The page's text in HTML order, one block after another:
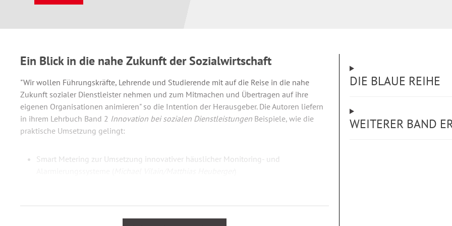
Ein Blick in die nahe Zukunft der Sozialwirtschaft
"Wir wollen Führungskräfte, Lehrende und Studierende mit auf die Reise in die nahe
Zukunft sozialer Dienstleister nehmen und zum Mitmachen und Übertragen auf ihre
eigenen Organisationen animieren" so die Intention der Herausgeber. Die Autoren liefern
in ihrem Lehrbuch Band 2 Innovation bei sozialen Dienstleistungen Beispiele, wie die
praktische Umsetzung gelingt:
Smart Metering zur Umsetzung innovativer häuslicher Monitoring- und
Sektorenübergreifende Dienstleistungserstellung: „Fit für zu Hause“ (
DIE BLAUE REIHE
WEITERER BAND